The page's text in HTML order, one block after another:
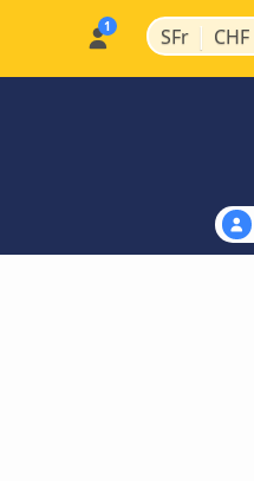
SFr | CHF